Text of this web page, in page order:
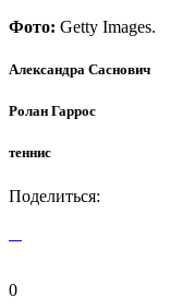
Фото: Getty Images.
Александра Саснович
Ролан Гаррос
теннис
Поделиться:
0